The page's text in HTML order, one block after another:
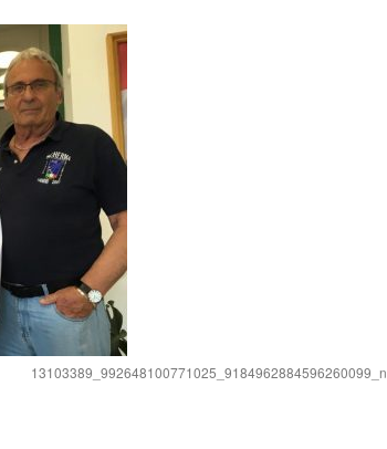
13103389_992648100771025_9184962884596260099_n